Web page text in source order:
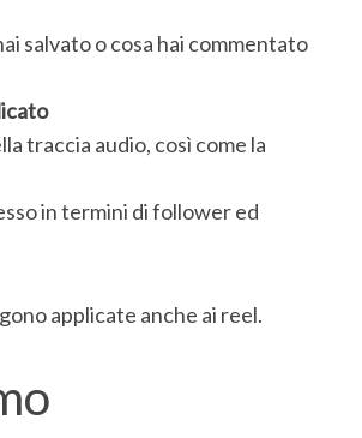
salvato o cosa hai commentato
traccia audio, così come la
in termini di follower ed
applicate anche ai reel.